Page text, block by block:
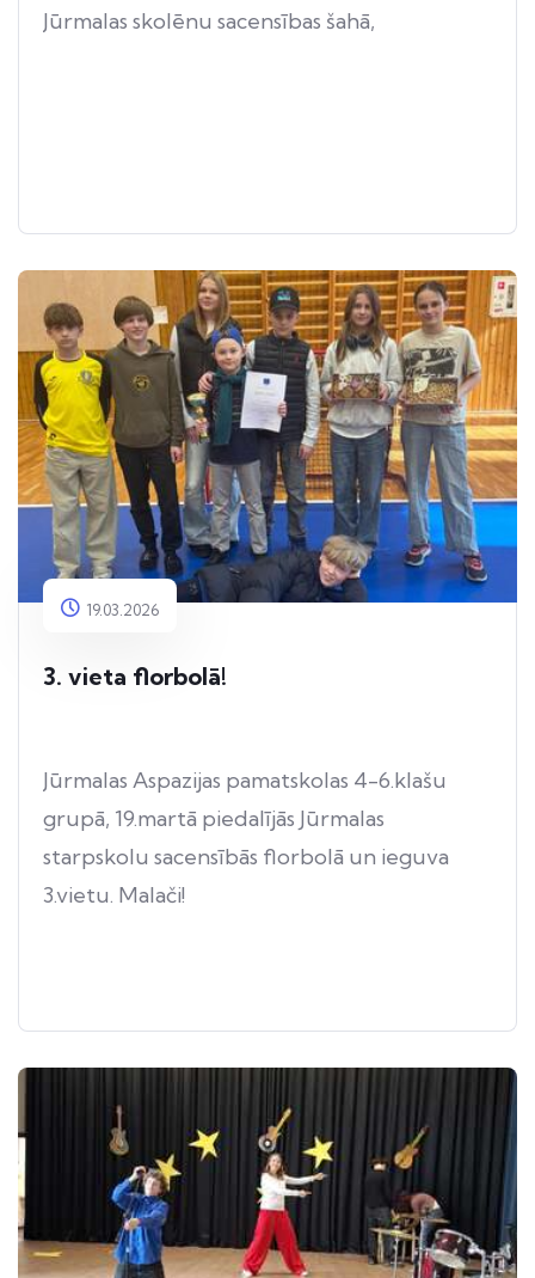
Jūrmalas skolēnu sacensības šahā,
19.03.2026
3. vieta florbolā!
Jūrmalas Aspazijas pamatskolas 4-6.klašu
grupā, 19.martā piedalījās Jūrmalas
starpskolu sacensībās florbolā un ieguva
3.vietu. Malači!